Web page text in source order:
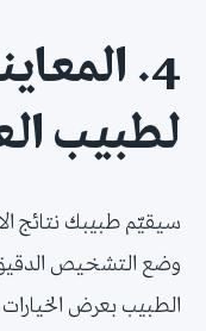
4.
لطبيب
سيقيّم طبيبك نتائج
وضع التشخيص
الطبيب بعرض